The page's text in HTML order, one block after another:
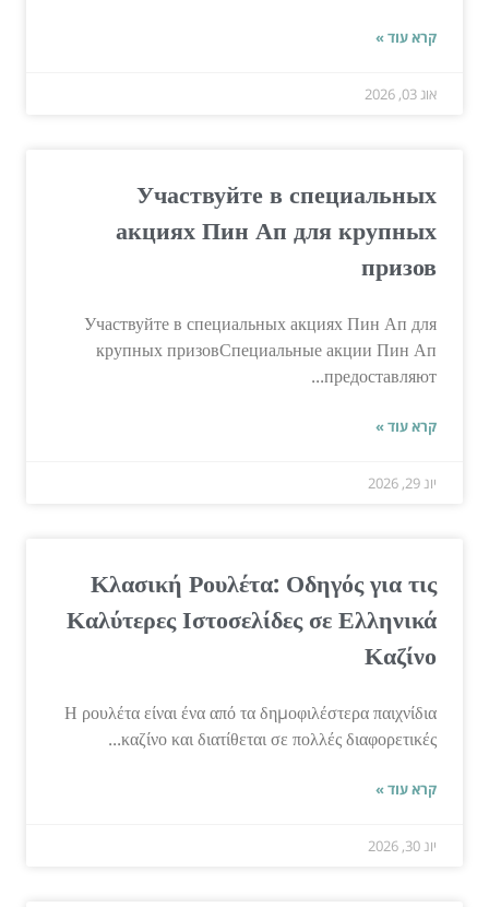
קרא עוד »
אוג 03, 2026
Участвуйте в специальных
акциях Пин Ап для крупных
призов
Участвуйте в специальных акциях Пин Ап для
крупных призовСпециальные акции Пин Ап
предоставляют...
קרא עוד »
יונ 29, 2026
Κλασική Ρουλέτα: Οδηγός για τις
Καλύτερες Ιστοσελίδες σε Ελληνικά
Καζίνο
Η ρουλέτα είναι ένα από τα δημοφιλέστερα παιχνίδια
καζίνο και διατίθεται σε πολλές διαφορετικές...
קרא עוד »
יונ 30, 2026